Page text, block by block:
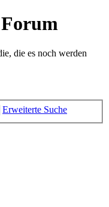
die es noch werden
Erweiterte Suche